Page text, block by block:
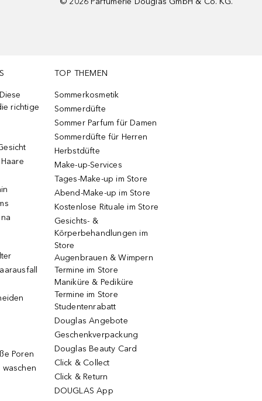
richtige
Poren
TOP THEMEN
Sommerkosmetik
Sommerdüfte
Sommer Parfum für Damen
Sommerdüfte für Herren
Herbstdüfte
Make-up-Services
Tages-Make-up im Store
Abend-Make-up im Store
Kostenlose Rituale im Store
Gesichts- &
Körperbehandlungen im
Store
Augenbrauen & Wimpern
Termine im Store
Maniküre & Pediküre
Termine im Store
Studentenrabatt
Douglas Angebote
Geschenkverpackung
Douglas Beauty Card
Click & Collect
Click & Return
DOUGLAS App